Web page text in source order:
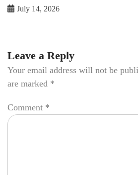
July 14, 2026
Leave a Reply
Your email address will not be
are marked *
Comment *